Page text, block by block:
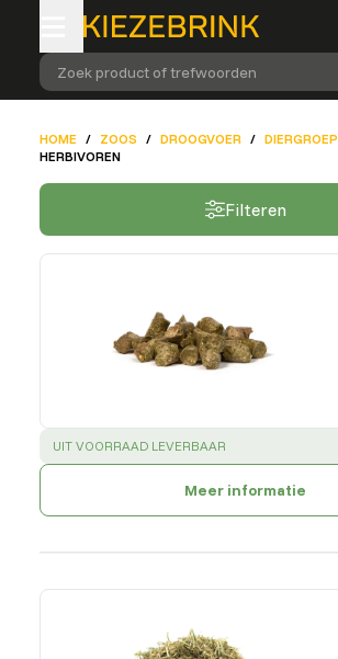
Zoek product of trefwoorden
HOME / ZOOS / DROOGVOER / DIERGROEP
HERBIVOREN
Filteren
SUCCESS:
UIT VOORRAAD LEVERBAAR
Meer informatie